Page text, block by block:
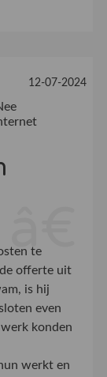
12-07-2024
te
offerte uit
is hij
even
konden
werkt en